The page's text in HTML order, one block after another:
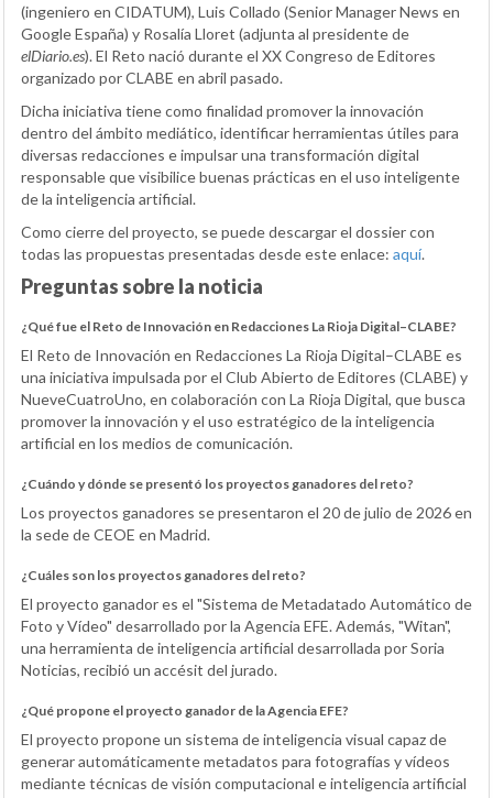
(ingeniero en CIDATUM), Luis Collado (Senior Manager News en
Google España) y Rosalía Lloret (adjunta al presidente de
elDiario.es). El Reto nació durante el XX Congreso de Editores
organizado por CLABE en abril pasado.
Dicha iniciativa tiene como finalidad promover la innovación
dentro del ámbito mediático, identificar herramientas útiles para
diversas redacciones e impulsar una transformación digital
responsable que visibilice buenas prácticas en el uso inteligente
de la inteligencia artificial.
Como cierre del proyecto, se puede descargar el dossier con
todas las propuestas presentadas desde este enlace: aquí.
Preguntas sobre la noticia
¿Qué fue el Reto de Innovación en Redacciones La Rioja Digital–CLABE?
El Reto de Innovación en Redacciones La Rioja Digital–CLABE es
una iniciativa impulsada por el Club Abierto de Editores (CLABE) y
NueveCuatroUno, en colaboración con La Rioja Digital, que busca
promover la innovación y el uso estratégico de la inteligencia
artificial en los medios de comunicación.
¿Cuándo y dónde se presentó los proyectos ganadores del reto?
Los proyectos ganadores se presentaron el 20 de julio de 2026 en
la sede de CEOE en Madrid.
¿Cuáles son los proyectos ganadores del reto?
El proyecto ganador es el "Sistema de Metadatado Automático de
Foto y Vídeo" desarrollado por la Agencia EFE. Además, "Witan",
una herramienta de inteligencia artificial desarrollada por Soria
Noticias, recibió un accésit del jurado.
¿Qué propone el proyecto ganador de la Agencia EFE?
El proyecto propone un sistema de inteligencia visual capaz de
generar automáticamente metadatos para fotografías y vídeos
mediante técnicas de visión computacional e inteligencia artificial